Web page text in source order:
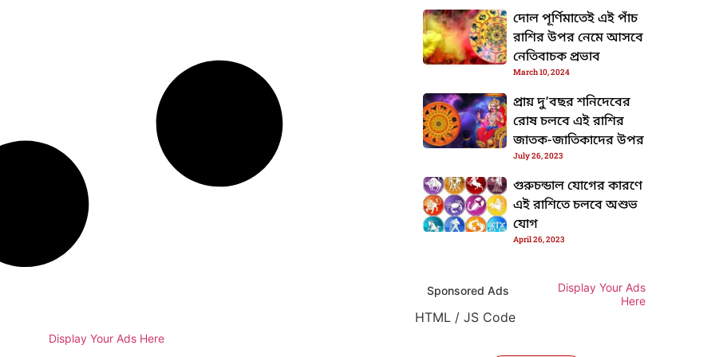
Display Your Ads Here
দোল পূর্ণিমাতেই এই পাঁচ
রাশির উপর নেমে আসবে
নেতিবাচক প্রভাব
March 10, 2024
প্রায় দু’বছর শনিদেবের
রোষ চলবে এই রাশির
জাতক-জাতিকাদের উপর
July 26, 2023
গুরুচন্ডাল যোগের কারণে
এই রাশিতে চলবে অশুভ
যোগ
April 26, 2023
Sponsored Ads
Display Your Ads
Here
HTML / JS Code